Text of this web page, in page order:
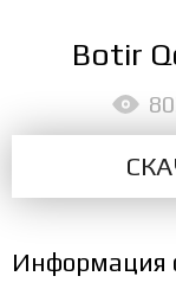
Botir
Информация